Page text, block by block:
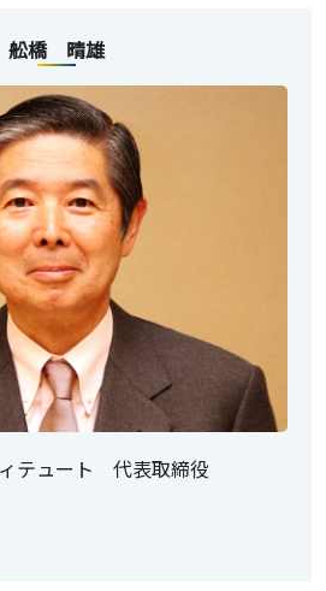
舩橋 晴雄
テュート 代表取締役